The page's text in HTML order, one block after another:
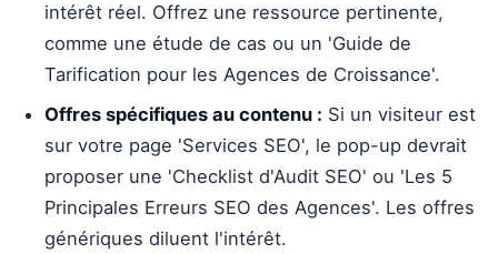
intérêt réel. Offrez une ressource pertinente,
comme une étude de cas ou un 'Guide de
Tarification pour les Agences de Croissance'.
Offres spécifiques au contenu : Si un visiteur est
sur votre page 'Services SEO', le pop-up devrait
proposer une 'Checklist d'Audit SEO' ou 'Les 5
Principales Erreurs SEO des Agences'. Les offres
génériques diluent l'intérêt.